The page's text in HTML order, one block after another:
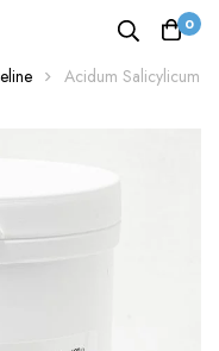
0
Acidum Salicylicum